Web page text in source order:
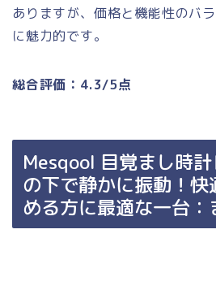
ありますが、価格と機能性のバ
に魅力的です。
総合評価：4.3/5点
Mesqool 目覚まし時
の下で静かに振動！
める方に最適な一台：